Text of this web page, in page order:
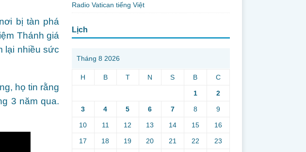
bị tàn phá
Thánh giá
lại nhiều sức
họ tin rằng
3 năm qua.
Radio Vatican tiếng Việt
Lịch
Tháng 8 2026
H B T N S B C
1 2
3 4 5 6 7 8 9
10 11 12 13 14 15 16
17 18 19 20 21 22 23